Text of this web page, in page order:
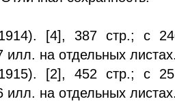
[4], 387 стр.; с
илл. на отдельных
[2], 452 стр.; с
илл. на отдельных